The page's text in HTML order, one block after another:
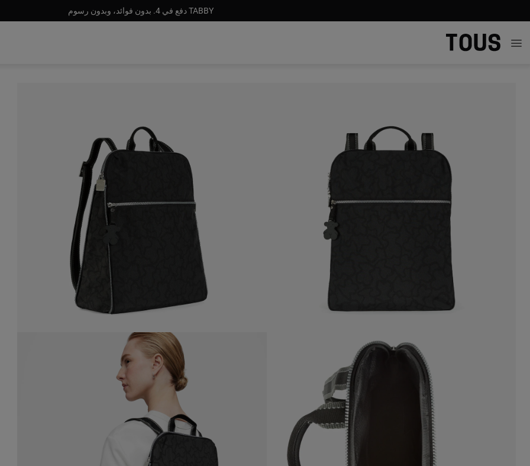
TABBY دفع في 4. بدون فوائد، وبدون رسوم